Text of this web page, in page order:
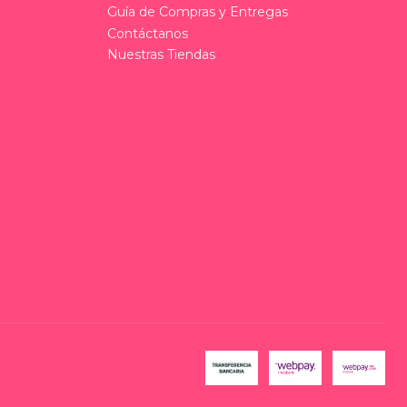
Guía de Compras y Entregas
Contáctanos
Nuestras Tiendas